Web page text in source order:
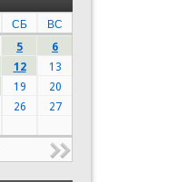
СБ
ВС
5
6
12
13
19
20
26
27